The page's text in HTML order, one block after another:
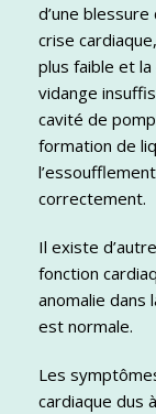
d’une
crise
plus faible et
vidange
cavité de
formation de
correctement.
Il existe
fonction
anomalie dans
est normale.
Les
cardiaque dus